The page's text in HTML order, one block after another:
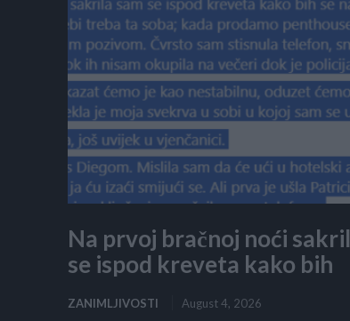
Na prvoj bračnoj noći
se ispod kreveta kako bih
ZANIMLJIVOSTI August 4, 2026